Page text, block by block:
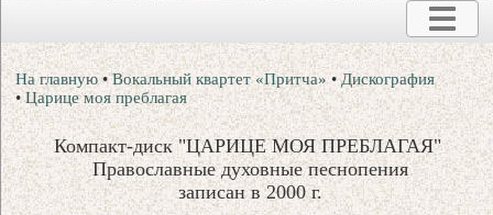
На главную •Вокальный квартет «Притча» •Дискография
•Царице моя преблагая
Компакт-диск "ЦАРИЦЕ МОЯ ПРЕБЛАГАЯ"
Православные духовные песнопения
записан в 2000 г.